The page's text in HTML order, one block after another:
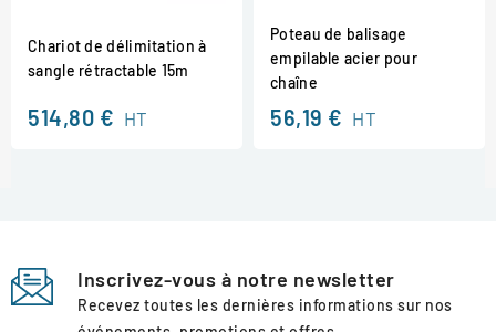
Chariot de délimitation à
sangle rétractable 15m
514,80 € HT
Poteau de balisage
empilable acier pour
chaîne
56,19 € HT
Inscrivez-vous à notre newsletter
Recevez toutes les dernières informations sur nos